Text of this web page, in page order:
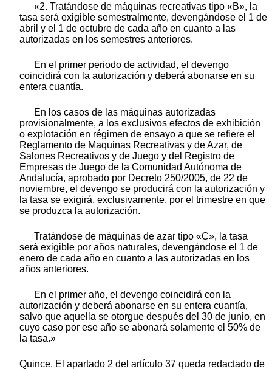
«2. Tratándose de máquinas recreativas tipo «B», la
tasa será exigible semestralmente, devengándose el 1 de
abril y el 1 de octubre de cada año en cuanto a las
autorizadas en los semestres anteriores.
En el primer periodo de actividad, el devengo
coincidirá con la autorización y deberá abonarse en su
entera cuantía.
En los casos de las máquinas autorizadas
provisionalmente, a los exclusivos efectos de exhibición
o explotación en régimen de ensayo a que se refiere el
Reglamento de Maquinas Recreativas y de Azar, de
Salones Recreativos y de Juego y del Registro de
Empresas de Juego de la Comunidad Autónoma de
Andalucía, aprobado por Decreto 250/2005, de 22 de
noviembre, el devengo se producirá con la autorización y
la tasa se exigirá, exclusivamente, por el trimestre en que
se produzca la autorización.
Tratándose de máquinas de azar tipo «C», la tasa
será exigible por años naturales, devengándose el 1 de
enero de cada año en cuanto a las autorizadas en los
años anteriores.
En el primer año, el devengo coincidirá con la
autorización y deberá abonarse en su entera cuantía,
salvo que aquella se otorgue después del 30 de junio, en
cuyo caso por ese año se abonará solamente el 50% de
la tasa.»
Quince. El apartado 2 del artículo 37 queda redactado de